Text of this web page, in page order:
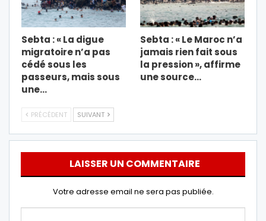
Sebta : « La digue
migratoire n’a pas
cédé sous les
passeurs, mais sous
une…
Sebta : « Le Maroc n’a
jamais rien fait sous
la pression », affirme
une source…
PRÉCÉDENT SUIVANT
LAISSER UN COMMENTAIRE
Votre adresse email ne sera pas publiée.